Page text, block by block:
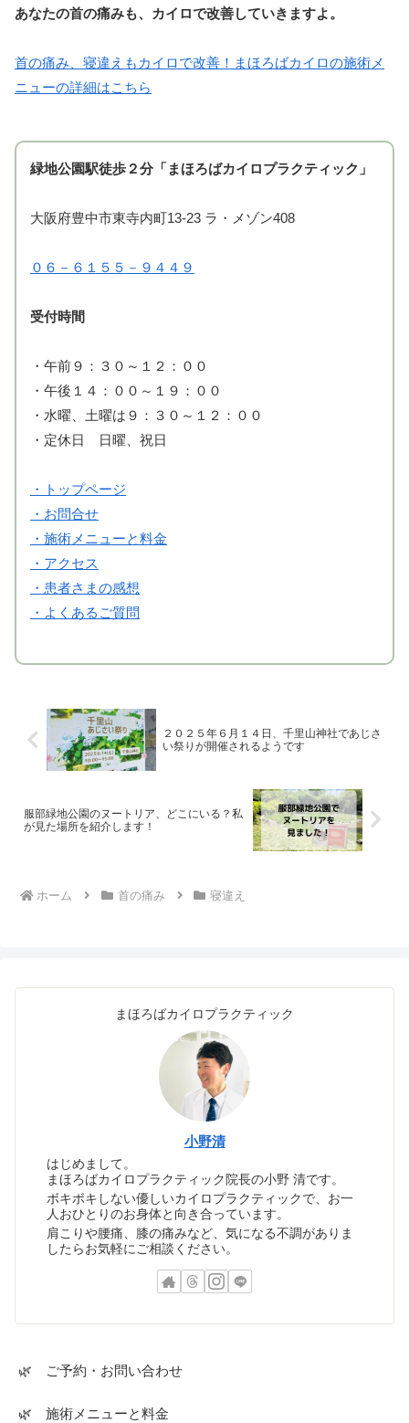
あなたの首の痛みも、カイロで改善していきますよ。
首の痛み、寝違えもカイロで改善！まほろばカイロの施術メ
ニューの詳細はこちら
緑地公園駅徒歩２分「まほろばカイロプラクティック」
大阪府豊中市東寺内町13-23 ラ・メゾン408
０６－６１５５－９４４９
受付時間
・午前９：３０～１２：００
・午後１４：００～１９：００
・水曜、土曜は９：３０～１２：００
・定休日 日曜、祝日
・トップページ
・お問合せ
・施術メニューと料金
・アクセス
・患者さまの感想
・よくあるご質問
２０２５年６月１４日、千里山神社であじさ
い祭りが開催されるようです
服部緑地公園のヌートリア、どこにいる？私
が見た場所を紹介します！
ホーム 首の痛み 寝違え
まほろばカイロプラクティック
小野清
はじめまして。
まほろばカイロプラクティック院長の小野 清です。
ボキボキしない優しいカイロプラクティックで、お一
人おひとりのお身体と向き合っています。
肩こりや腰痛、膝の痛みなど、気になる不調がありま
したらお気軽にご相談ください。
🌿 ご予約・お問い合わせ
🌿 施術メニューと料金